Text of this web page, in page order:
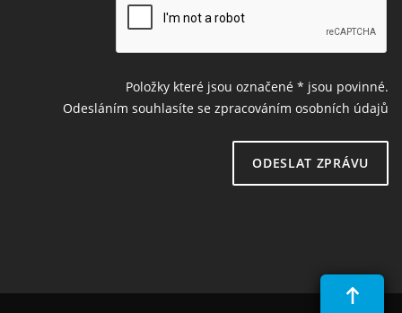
Položky které jsou označené * jsou povinné.
Odesláním souhlasíte se zpracováním osobních údajů
ODESLAT ZPRÁVU